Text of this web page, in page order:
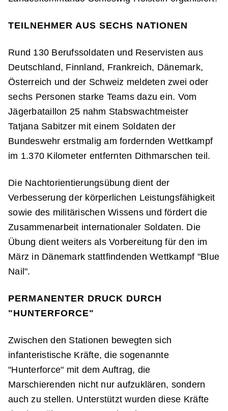
TEILNEHMER AUS SECHS NATIONEN
Rund 130 Berufssoldaten und Reservisten aus
Deutschland, Finnland, Frankreich, Dänemark,
Österreich und der Schweiz meldeten zwei oder
sechs Personen starke Teams dazu ein. Vom
Jägerbataillon 25 nahm Stabswachtmeister
Tatjana Sabitzer mit einem Soldaten der
Bundeswehr erstmalig am fordernden Wettkampf
im 1.370 Kilometer entfernten Dithmarschen teil.
Die Nachtorientierungsübung dient der
Verbesserung der körperlichen Leistungsfähigkeit
sowie des militärischen Wissens und fördert die
Zusammenarbeit internationaler Soldaten. Die
Übung dient weiters als Vorbereitung für den im
März in Dänemark stattfindenden Wettkampf "Blue
Nail".
PERMANENTER DRUCK DURCH
"HUNTERFORCE"
Zwischen den Stationen bewegten sich
infanteristische Kräfte, die sogenannte
"Hunterforce" mit dem Auftrag, die
Marschierenden nicht nur aufzuklären, sondern
auch zu stellen. Unterstützt wurden diese Kräfte